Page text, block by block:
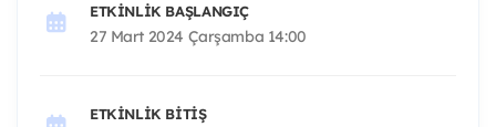
ETKINLIK BAŞLANGIÇ
27 Mart 2024 Çarşamba 14:00
ETKINLIK BITIŞ